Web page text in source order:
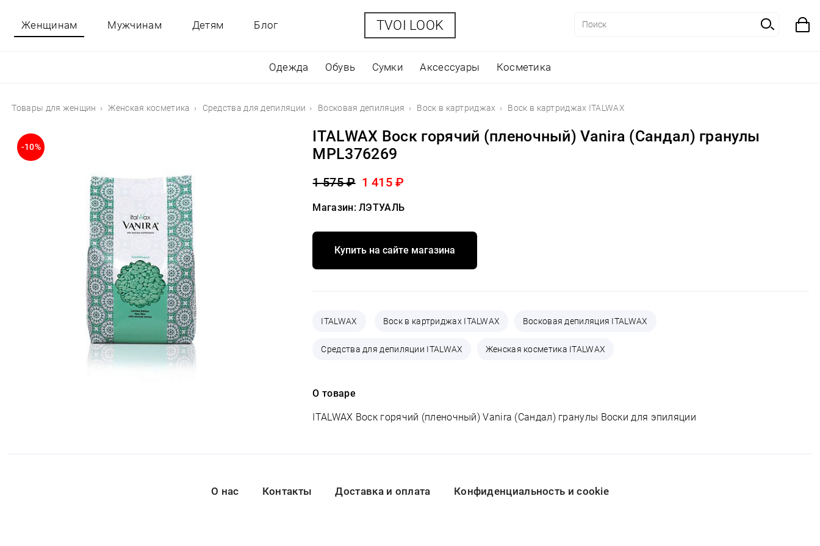
Женщинам
Одежда Обувь Сумки Аксессуары Косметика
Мужчинам Детям Блог TVOI LOOK
Товары для женщин Женская косметика Средства для депиляции Восковая депиляция Воск в картриджах Воск в картриджах ITALWAX
-10%
ITALWAX Воск горячий (пленочный) Vanira (Сандал) гранулы
MPL376269
1 575 ₽ 1 415 ₽
Магазин: ЛЭТУАЛЬ
Купить на сайте магазина
ITALWAX Воск в картриджах ITALWAX Восковая депиляция ITALWAX
Средства для депиляции ITALWAX Женская косметика ITALWAX
О товаре
ITALWAX Воск горячий (пленочный) Vanira (Сандал) гранулы Воски для эпиляции
О нас Контакты Доставка и оплата Конфиденциальность и cookie